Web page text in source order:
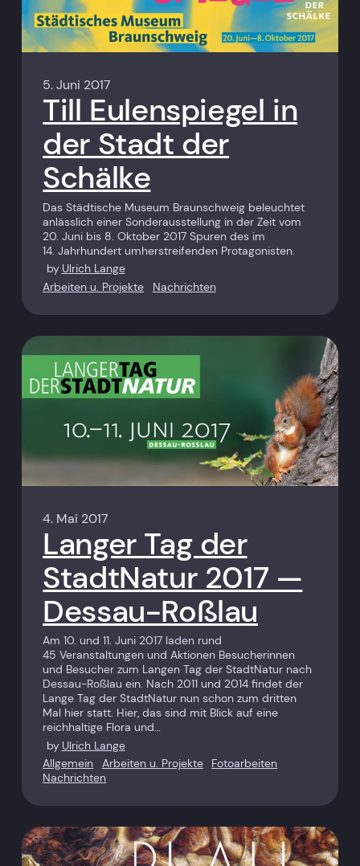
5. Juni 2017
Till Eulenspiegel in
der Stadt der
Schälke
Das Städtische Museum Braunschweig beleuchtet
anlässlich einer Sonderausstellung in der Zeit vom
20. Juni bis 8. Oktober 2017 Spuren des im
14. Jahrhundert umherstreifenden Protagonisten.
by Ulrich Lange
Arbeiten u. Projekte
Nachrichten
4. Mai 2017
Langer Tag der
StadtNatur 2017 —
Dessau-Roßlau
Am 10. und 11. Juni 2017 laden rund
45 Veranstaltungen und Aktionen Besucherinnen
und Besucher zum Langen Tag der StadtNatur nach
Dessau-Roßlau ein. Nach 2011 und 2014 findet der
Lange Tag der StadtNatur nun schon zum dritten
Mal hier statt. Hier, das sind mit Blick auf eine
reichhaltige Flora und…
by Ulrich Lange
Allgemein
Arbeiten u. Projekte
Fotoarbeiten
Nachrichten